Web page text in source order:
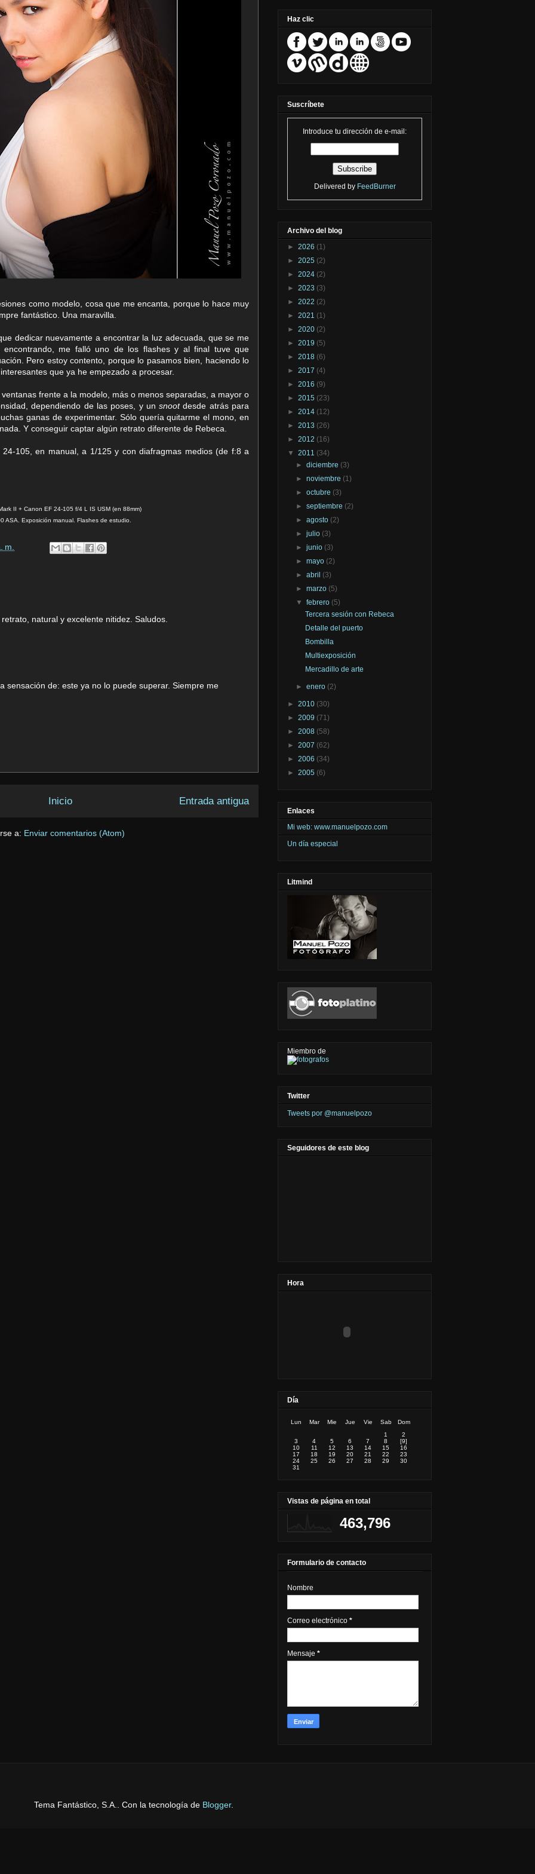
como modelo, cosa que me encanta, porque lo hace muy
fantástico. Una maravilla.
dedicar nuevamente a encontrar la luz adecuada, que se me
me falló uno de los flashes y al final tuve que
Pero estoy contento, porque lo pasamos bien, haciendo lo
que ya he empezado a procesar.
frente a la modelo, más o menos separadas, a mayor o
dependiendo de las poses, y unsnootdesde atrás para
ganas de experimentar. Sólo quería quitarme el mono, en
Y conseguir captar algún retrato diferente de Rebeca.
105, en manual, a 1/125 y con diafragmas medios (de f:8 a
II + Canon EF 24-105 f/4 L IS USM (en 88mm)
ASA. Exposición manual. Flashes de estudio.
m.
natural y excelente nitidez. Saludos.
sensación de: este ya no lo puede superar. Siempre me
Entrada antigua
Inicio
a: Enviar comentarios (Atom)
Haz clic
Suscríbete
Introduce tu dirección de e-mail:
Delivered by FeedBurner
Archivo del blog
► 2026 (1)
► 2025 (2)
► 2024 (2)
► 2023 (3)
► 2022 (2)
► 2021 (1)
► 2020 (2)
► 2019 (5)
► 2018 (6)
► 2017 (4)
► 2016 (9)
► 2015 (23)
► 2014 (12)
► 2013 (26)
► 2012 (16)
▼ 2011 (34)
►diciembre (3)
►noviembre (1)
►octubre (3)
►septiembre (2)
►agosto (2)
►julio (3)
►junio (3)
►mayo (2)
►abril (3)
►marzo (5)
▼febrero (5)
Tercera sesión con Rebeca
Detalle del puerto
Bombilla
Multiexposición
Mercadillo de arte
►enero (2)
► 2010 (30)
► 2009 (71)
► 2008 (58)
► 2007 (62)
► 2006 (34)
► 2005 (6)
Enlaces
Mi web: www.manuelpozo.com
Un día especial
Litmind
Miembro de
Twitter
Tweets por @manuelpozo
Seguidores de este blog
Hora
Día
Lun Mar Mie Jue Vie Sab
Dom
1
2
3
4 5 6 7 8
[9]
10
11 12 13 14 15
16
17
18 19 20 21 22
23
24
25 26 27 28 29
30
31
Vistas de página en total
463,796
Formulario de contacto
Nombre
Correo electrónico *
Mensaje *
Tema Fantástico, S.A.. Con la tecnología de Blogger.